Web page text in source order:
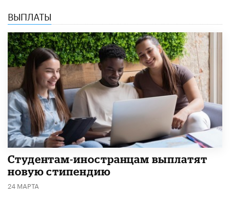
ВЫПЛАТЫ
Студентам-иностранцам выплатят
новую стипендию
24 МАРТА